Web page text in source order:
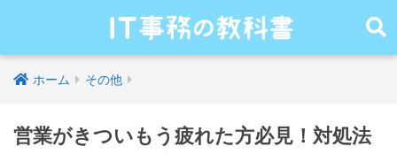
ホーム その他
営業がきついもう疲れた方必見！対処法